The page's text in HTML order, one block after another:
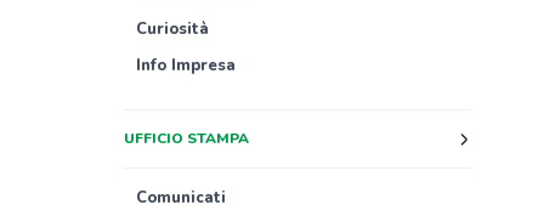
Curiosità
Info Impresa
UFFICIO STAMPA
Comunicati